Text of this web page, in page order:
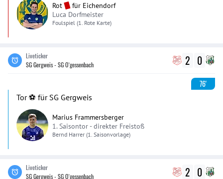
Rot für Eichendorf
Luca Dorfmeister
Foulspiel (1. Rote Karte)
Liveticker
SG Gergweis - SG O`gessenbach
2 0
76'
Tor ⚽️ für SG Gergweis
Marius Frammersberger
1. Saisontor -direkter Freistoß
Bernd Harrer (1. Saisonvorlage)
Liveticker
SG Gergweis - SG O`gessenbach
2 0